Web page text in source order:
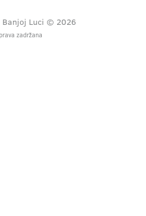
Banjoj Luci © 2026
zadržana